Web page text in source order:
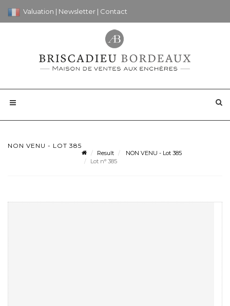
Valuation | Newsletter | Contact
NON VENU - LOT 385
Result
NON VENU - Lot 385
Lot n° 385